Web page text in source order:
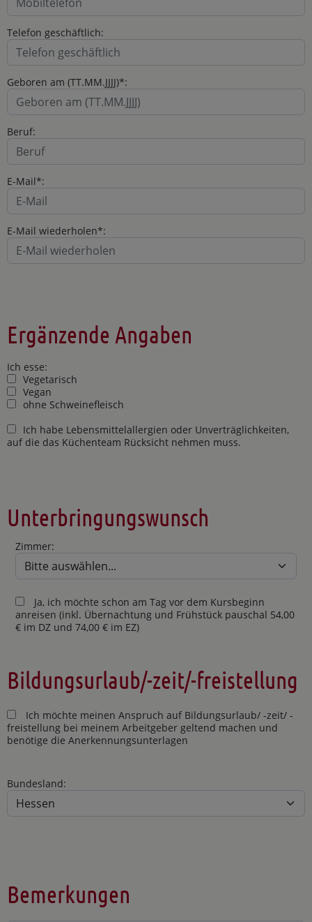
Telefon geschäftlich:
Geboren am (TT.MM.JJJJ)*:
Beruf:
E-Mail*:
E-Mail wiederholen*:
Ergänzende Angaben
Ich esse:
Vegetarisch
Vegan
ohne Schweinefleisch
Ich habe Lebensmittelallergien oder Unverträglichkeiten,
auf die das Küchenteam Rücksicht nehmen muss.
Unterbringungswunsch
Zimmer:
Ja, ich möchte schon am Tag vor dem Kursbeginn
anreisen (inkl. Übernachtung und Frühstück pauschal 54,00
€ im DZ und 74,00 € im EZ)
Bildungsurlaub/-zeit/-freistellung
Ich möchte meinen Anspruch auf Bildungsurlaub/ -zeit/ -
freistellung bei meinem Arbeitgeber geltend machen und
benötige die Anerkennungsunterlagen
Bundesland:
Bemerkungen